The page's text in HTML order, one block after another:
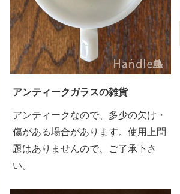
アンティークガラスの雑貨
アンティークなので、多少の欠け・
傷がある場合があります。使用上問
題はありませんので、ご了承下さ
い。